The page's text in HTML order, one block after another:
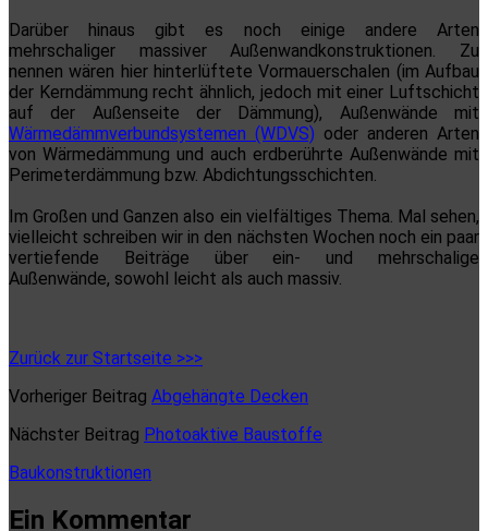
Darüber hinaus gibt es noch einige andere Arten
mehrschaliger massiver Außenwandkonstruktionen. Zu
nennen wären hier hinterlüftete Vormauerschalen (im Aufbau
der Kerndämmung recht ähnlich, jedoch mit einer Luftschicht
auf der Außenseite der Dämmung), Außenwände mit
Wärmedämmverbundsystemen (WDVS) oder anderen Arten
von Wärmedämmung und auch erdberührte Außenwände mit
Perimeterdämmung bzw. Abdichtungsschichten.
Im Großen und Ganzen also ein vielfältiges Thema. Mal sehen,
vielleicht schreiben wir in den nächsten Wochen noch ein paar
vertiefende Beiträge über ein- und mehrschalige
Außenwände, sowohl leicht als auch massiv.
Zurück zur Startseite >>>
Vorheriger Beitrag Abgehängte Decken
Nächster Beitrag Photoaktive Baustoffe
Baukonstruktionen
Ein Kommentar